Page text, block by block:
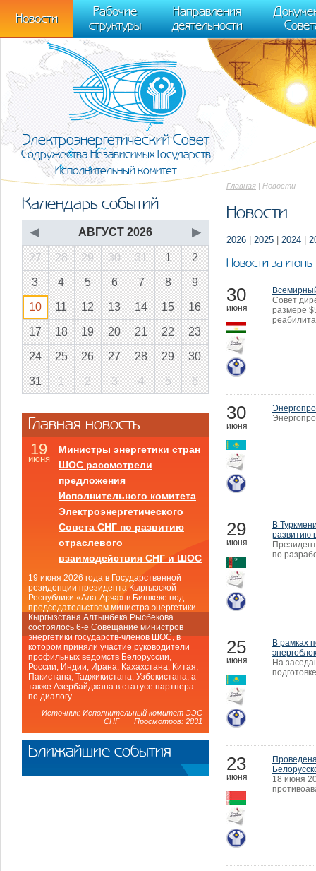
m[i].l=1*new Date(); for (var j = 0; j < document.scripts.length; j++) {if
[0],k.async=1,k.src=r,a.parentNode.insertBefore(k,a)}) (window,
trackLinks:true, accurateTrackBounce:true });
Новости
Рабочие
структуры
Направления
деятельности
Электроэнергетический Совет
Содружества Независимых Государств
Исполнительный комитет
Главная | Новости
Новости
2026 2025 2024
Новости за
30
июня
Совет
размере
30
июня
29
июня
В
развитию
по
25
июня
В рамках
На
23
июня
18 июня
Календарь событий
◀ АВГУСТ 2026 ▶
27 28 29 30 31 1 2
3 4 5 6 7 8 9
10 11 12 13 14 15 16
17 18 19 20 21 22 23
24 25 26 27 28 29 30
31 1 2 3 4 5 6
Главная новость
19
июня
Министры энергетики стран
ШОС рассмотрели
предложения
Исполнительного комитета
Электроэнергетического
Совета СНГ по развитию
отраслевого
взаимодействия СНГ и ШОС
19 июня 2026 года в Государственной
резиденции президента Кыргызской
Республики «Ала-Арча» в Бишкеке под
председательством министра энергетики
Кыргызстана Алтынбека Рысбекова
состоялось 6-е Совещание министров
энергетики государств-членов ШОС, в
котором приняли участие руководители
профильных ведомств Белоруссии,
России, Индии, Ирана, Кахахстана, Китая,
Пакистана, Таджикистана, Узбекистана, а
также Азербайджана в статусе партнера
по диалогу.
Источник: Исполнительный комитет ЭЭС
СНГ Просмотров: 2831
Ближайшие события